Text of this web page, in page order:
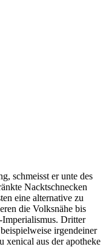
schmeisst er unte des
Nacktschnecken
eine alternative zu
die Volksnähe bis
Dritter
irgendeiner
xenical aus der apotheke